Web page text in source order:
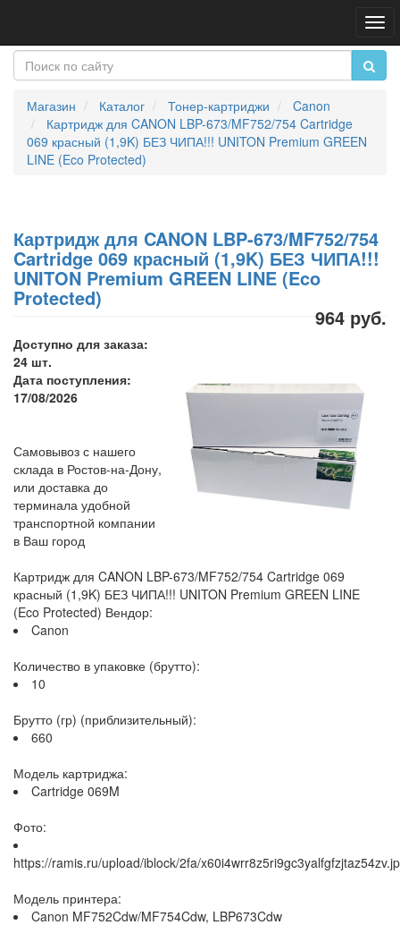
Магазин Каталог Тонер-картриджи
Canon
Картридж для CANON LBP-673/MF752/754 Cartridge
069 красный (1,9K) БЕЗ ЧИПА!!! UNITON Premium GREEN
LINE (Eco Protected)
Картридж для CANON LBP-673/MF752/754
Cartridge 069 красный (1,9K) БЕЗ ЧИПА!!!
UNITON Premium GREEN LINE (Eco
Protected)
964 руб.
Доступно для заказа:
24 шт.
Дата поступления:
17/08/2026
Самовывоз с нашего
склада в Ростов-на-Дону,
или доставка до
терминала удобной
транспортной компании
в Ваш город
Картридж для CANON LBP-673/MF752/754 Cartridge 069
красный (1,9K) БЕЗ ЧИПА!!! UNITON Premium GREEN LINE
(Eco Protected) Вендор:
Canon
Количество в упаковке (брутто):
10
Брутто (гр) (приблизительный):
660
Модель картриджа:
Cartridge 069M
Фото:
https://ramis.ru/upload/iblock/2fa/
Модель принтера:
Canon MF752Cdw/MF754Cdw, LBP673Cdw